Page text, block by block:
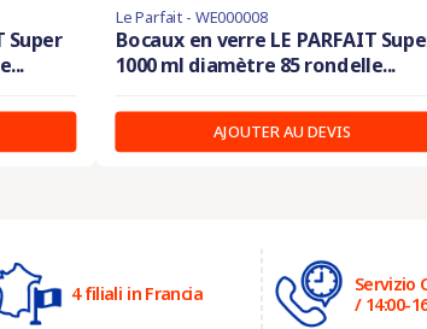
Super
Le Parfait - WE000008
Bocaux en verre LE PARFAIT
1000 ml diamètre 85 rondelle...
AJOUTER AU DEVIS
4 filiali in Francia
Servizio
/ 14:00-